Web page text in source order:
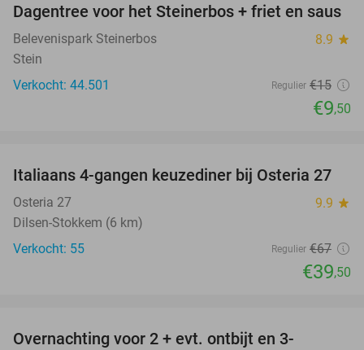
37%
Dagentree voor het Steinerbos + friet en saus
Belevenispark Steinerbos 8.9 star
Stein
Verkocht: 44.501
Regulier €15
€9,50
41%
Italiaans 4-gangen keuzediner bij Osteria 27
Osteria 27 9.9 star
Dilsen-Stokkem (6 km)
Verkocht: 55
Regulier €67
€39,50
Overnachting voor 2 + evt. ontbijt en 3-